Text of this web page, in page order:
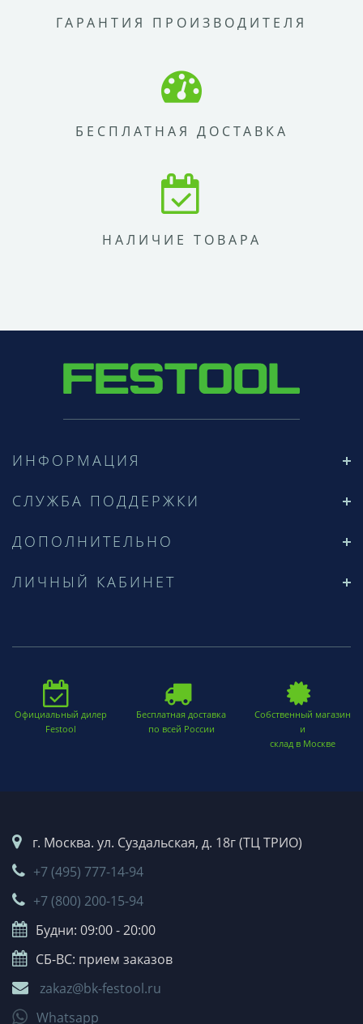
ГАРАНТИЯ ПРОИЗВОДИТЕЛЯ
БЕСПЛАТНАЯ ДОСТАВКА
НАЛИЧИЕ ТОВАРА
ИНФОРМАЦИЯ
СЛУЖБА ПОДДЕРЖКИ
ДОПОЛНИТЕЛЬНО
ЛИЧНЫЙ КАБИНЕТ
Официальный дилер
Festool
Бесплатная доставка
по всей России
Собственный магазин
и
склад в Москве
г. Москва. ул. Суздальская, д. 18г (ТЦ ТРИО)
+7 (495) 777-14-94
+7 (800) 200-15-94
Будни: 09:00 - 20:00
СБ-ВС: прием заказов
zakaz@bk-festool.ru
Whatsapp